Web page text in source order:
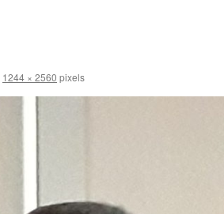
1244 × 2560 pixels